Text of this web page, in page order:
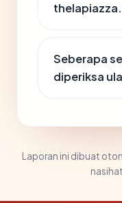
Seberapa
diperiksa
Laporan ini dibuat